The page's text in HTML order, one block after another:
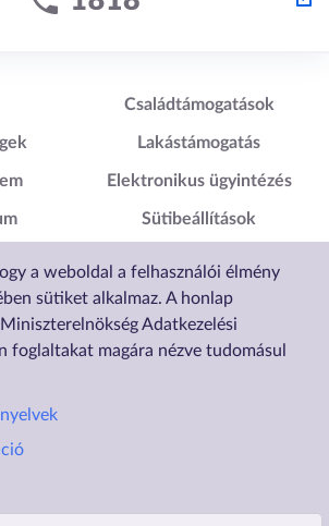
a weboldal a felhasználói élmény
sütiket alkalmaz. A honlap
Adatkezelési
foglaltakat magára nézve tudomásul
Lábléc2
Családtámogatások
Lakástámogatás
Elektronikus ügyintézés
Sütibeállítások